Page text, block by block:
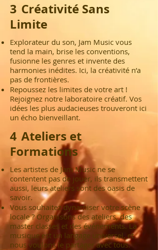
3 Créativité Sans
Limite
Explorateur du son, Jam Music vous
tend la main, brise les conventions,
fusionne les genres et invente des
harmonies inédites. Ici, la créativité n’a
pas de frontières.
Repoussez les limites de votre art !
Rejoignez notre laboratoire créatif. Vos
idées les plus audacieuses trouveront ici
un écho bienveillant.
4 Ateliers et
Formations
Les artistes de Jam Music ne se
contentent pas de jouer, ils transmettent
aussi, leurs ateliers sont des oasis de
savoir.
Vous souhaitez dynamiser votre scène
locale ? Organisons des ateliers, des
master classes et des événements. La
musique est un langage universel, et
nous voulons le partager avec tous.